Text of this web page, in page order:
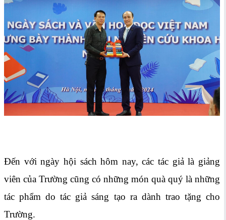
Đến với ngày hội sách hôm nay, các tác giả là giảng
viên của Trường cũng có những món quà quý là những
tác phẩm do tác giả sáng tạo ra dành trao tặng cho
Trường.